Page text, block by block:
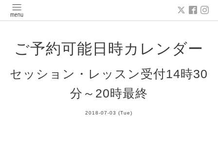
ご予約可能日時カレンダー
セッション・レッスン受付14時30
分～20時最終
2018-07-03 (Tue)